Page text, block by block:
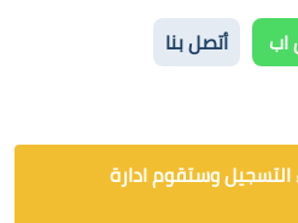
اب أتصل بنا
التسجيل وستقوم ادارة